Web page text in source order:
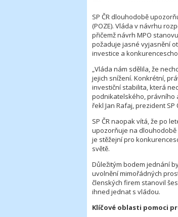
SP ČR dlouhodobě
(POZE). Vláda v návrhu
přičemž návrh MPO
požaduje jasné vyjasnění
investice a
„Vláda nám sdělila, že
jejich snížení. Konkrétní,
investiční stabilita, která
podnikatelského, právního
řekl Jan Rafaj, prezident SP
SP ČR naopak vítá, že po
upozorňuje na
je stěžejní pro
světě.
Důležitým bodem jednání
uvolnění mimořádných
členských firem stanovil
ihned jednat s vládou.
Klíčové oblasti pomoci